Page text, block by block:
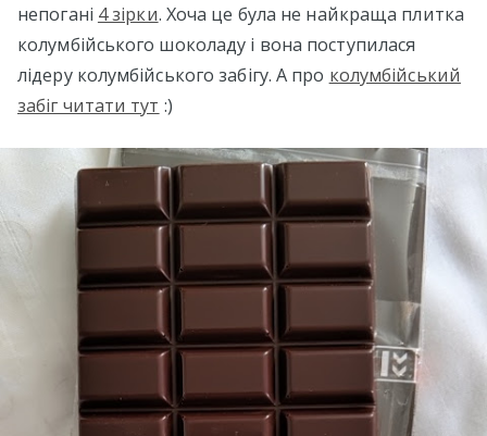
непогані 4 зірки. Хоча це була не найкраща плитка
колумбійського шоколаду і вона поступилася
лідеру колумбійського забігу. А про колумбійський
забіг читати тут :)